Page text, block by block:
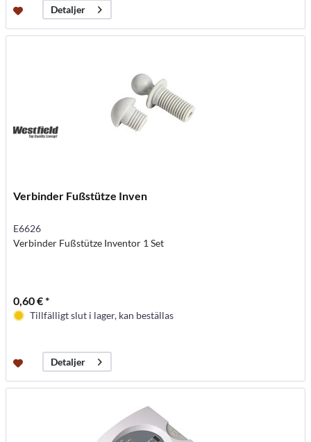
Detaljer
Verbinder Fußstütze Inven
E6626
Verbinder Fußstütze Inventor 1 Set
0,60 € *
Tillfälligt slut i lager, kan beställas
Detaljer